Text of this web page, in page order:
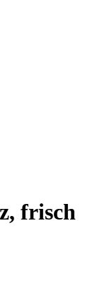
frisch